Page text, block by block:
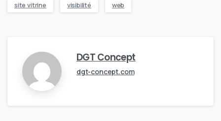
site vitrine visibilité web
DGT Concept
dgt-concept.com